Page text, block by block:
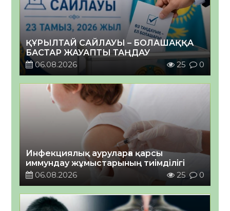
ҚҰРЫЛТАЙ САЙЛАУЫ – БОЛАШАҚҚА
БАСТАР ЖАУАПТЫ ТАҢДАУ
06.08.2026
25 0
Инфекциялық ауруларға қарсы
иммундау жұмыстарының тиімділігі
06.08.2026
25 0